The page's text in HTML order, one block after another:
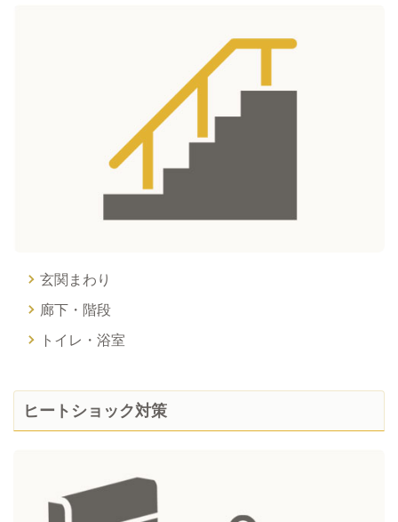
玄関まわり
廊下・階段
トイレ・浴室
ヒートショック対策